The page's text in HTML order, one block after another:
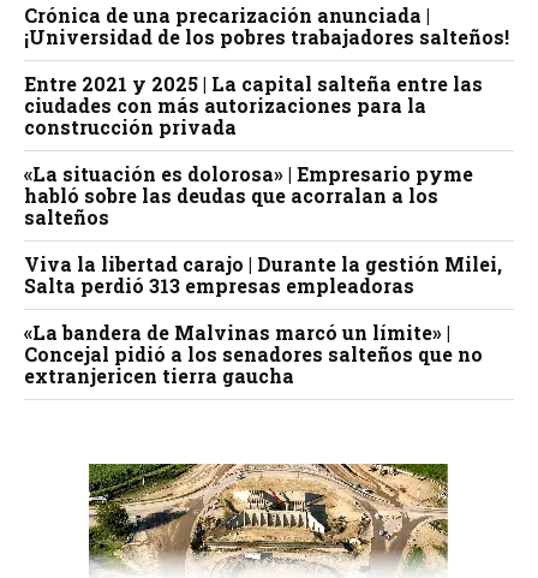
Crónica de una precarización anunciada |
¡Universidad de los pobres trabajadores salteños!
Entre 2021 y 2025 | La capital salteña entre las
ciudades con más autorizaciones para la
construcción privada
«La situación es dolorosa» | Empresario pyme
habló sobre las deudas que acorralan a los
salteños
Viva la libertad carajo | Durante la gestión Milei,
Salta perdió 313 empresas empleadoras
«La bandera de Malvinas marcó un límite» |
Concejal pidió a los senadores salteños que no
extranjericen tierra gaucha